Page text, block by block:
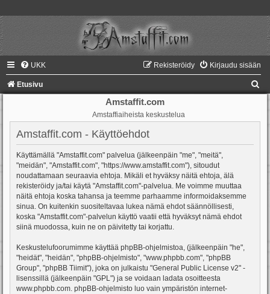
UKK Kirjaudu sisään
Rekisteröidy
Etusivu
Amstaffit.com
Amstaffiaiheista keskustelua
Amstaffit.com - Käyttöehdot
Käyttämällä "Amstaffit.com" palvelua (jälkeenpäin "me", "meitä",
"meidän", "Amstaffit.com", "https://www.amstaffit.com"), sitoudut
noudattamaan seuraavia ehtoja. Mikäli et hyväksy näitä ehtoja, älä
rekisteröidy ja/tai käytä "Amstaffit.com"-palvelua. Me voimme muuttaa
näitä ehtoja koska tahansa ja teemme parhaamme informoidaksemme
sinua. On kuitenkin suositeltavaa lukea nämä ehdot säännöllisesti,
koska "Amstaffit.com"-palvelun käyttö vaatii että hyväksyt nämä ehdot
siinä muodossa, kuin ne on päivitetty tai korjattu.
Keskustelufoorumimme käyttää phpBB-ohjelmistoa, (jälkeenpäin "he",
"heidät", "heidän", "phpBB-ohjelmisto", "www.phpbb.com", "phpBB
Group", "phpBB Tiimit"), joka on julkaistu "General Public License v2" -
lisenssillä (jälkeenpäin "GPL") ja se voidaan ladata osoitteesta
www.phpbb.com. phpBB-ohjelmisto luo vain ympäristön internet-